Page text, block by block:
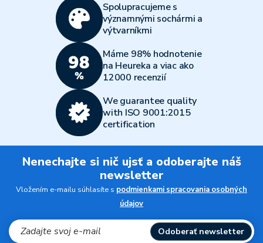
Spolupracujeme s
významnými sochármi a
výtvarníkmi
Máme 98% hodnotenie
na Heureka a viac ako
12000 recenzií
We guarantee quality
with ISO 9001:2015
certification
Nenechajte si nič ujsť a odoberajte náš
newsletter
Vložením e-mailu súhlasíte s podmienkami spracovania osobných
údajov
Odoberať newsletter